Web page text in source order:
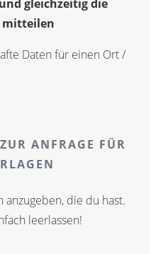
und gleichzeitig die
mitteilen
Daten für einen Ort /
ANFRAGE FÜR
die du hast.
leerlassen!